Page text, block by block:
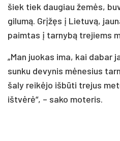
šiek tiek daugiau žemės,
gilumą. Grįžęs į Lietuvą,
paimtas į tarnybą trejiems
„Man juokas ima, kai dabar
sunku devynis mėnesius
šaly reikėjo išbūti trejus
ištvėrė“, – sako moteris.